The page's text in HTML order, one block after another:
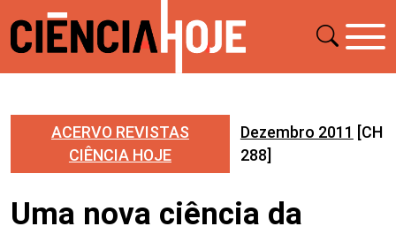
ACERVO REVISTAS
CIÊNCIA HOJE
Dezembro 2011 [CH
288]
Uma nova ciência da